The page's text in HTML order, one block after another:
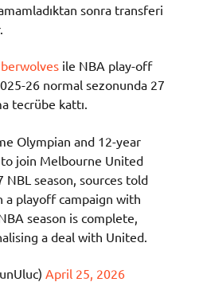
sonra transferi
ile NBA play-off
26 normal sezonunda 27
tecrübe kattı.
Olympian and 12-year
join Melbourne United
season, sources told
a playoff campaign with
season is complete,
a deal with United.
April 25, 2026